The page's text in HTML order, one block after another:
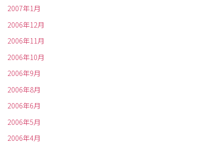
2007年1月
2006年12月
2006年11月
2006年10月
2006年9月
2006年8月
2006年6月
2006年5月
2006年4月